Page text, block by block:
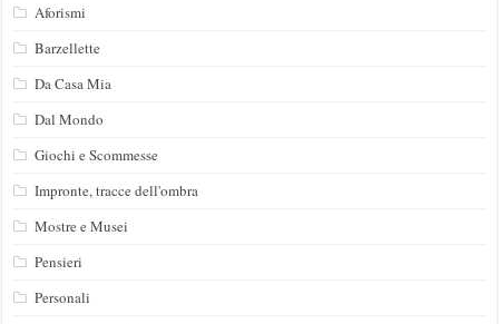
Aforismi
Barzellette
Da Casa Mia
Dal Mondo
Giochi e Scommesse
Impronte, tracce dell'ombra
Mostre e Musei
Pensieri
Personali